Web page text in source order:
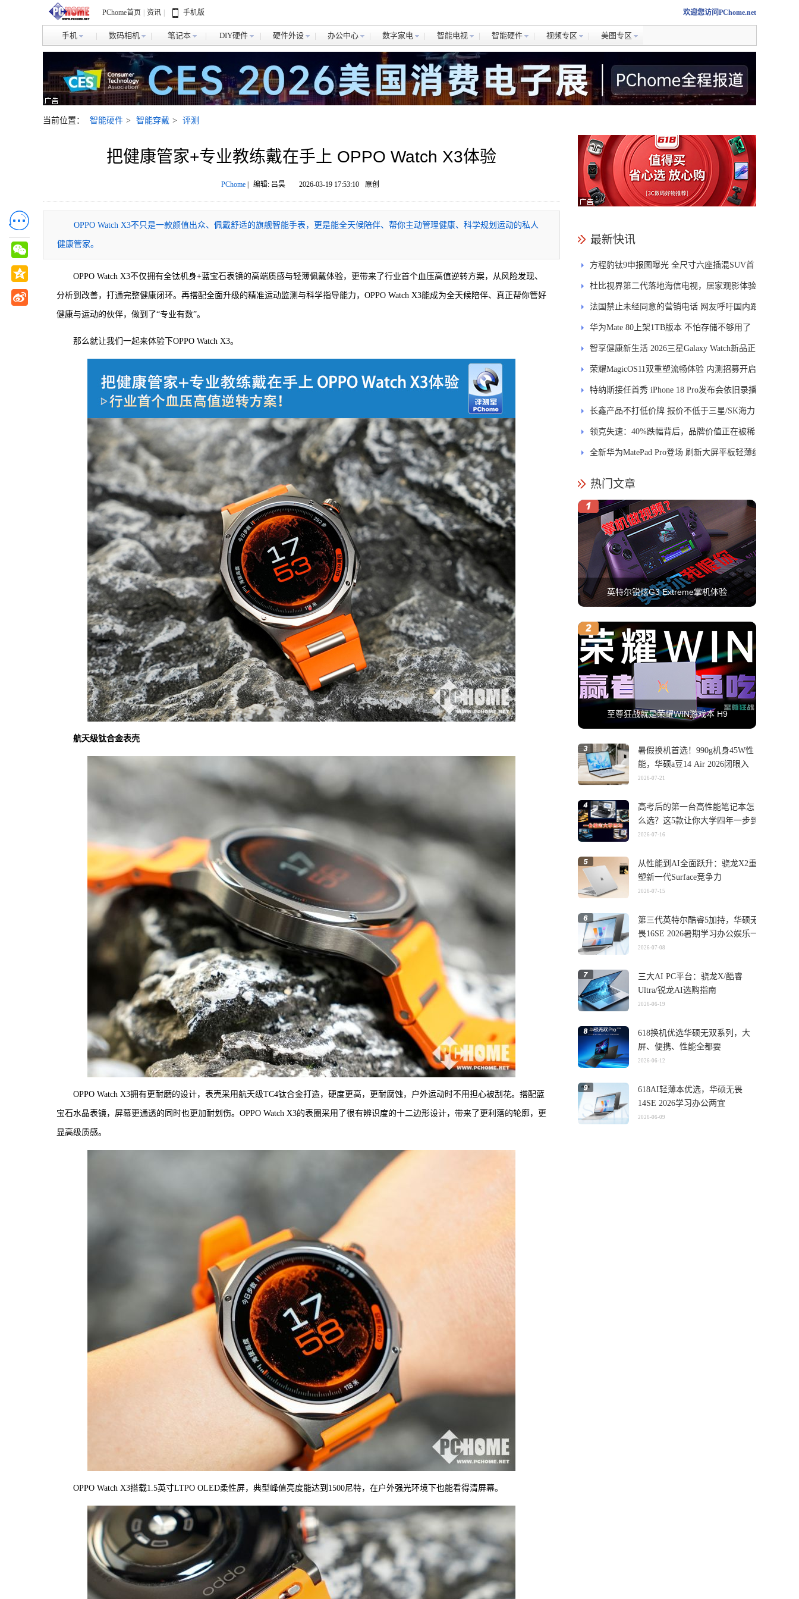
PChome首页 资讯 手机版 欢迎您访问PChome.net
手机 数码相机 笔记本 DIY硬件 硬件外设 办公中心 数字家电 智能电视 智能硬件 视频专区 美图专区
当前位置： 智能硬件 > 智能穿戴 > 评测
把健康管家+专业教练戴在手上 OPPO Watch X3体验
PChome| 编辑: 吕昊 2026-03-19 17:53:10 原创
OPPO Watch X3不只是一款颜值出众、佩戴舒适的旗舰智能手表，更是能全天候陪伴、帮你主动管理健康、科学规划运动的私人
健康管家。
OPPO Watch X3不仅拥有全钛机身+蓝宝石表镜的高端质感与轻薄佩戴体验，更带来了行业首个血压高值逆转方案，从风险发现、
分析到改善，打通完整健康闭环。再搭配全面升级的精准运动监测与科学指导能力，OPPO Watch X3能成为全天候陪伴、真正帮你管好
健康与运动的伙伴，做到了“专业有数”。
那么就让我们一起来体验下OPPO Watch X3。
航天级钛合金表壳
OPPO Watch X3拥有更耐磨的设计，表壳采用航天级TC4钛合金打造，硬度更高，更耐腐蚀，户外运动时不用担心被刮花。搭配蓝
宝石水晶表镜，屏幕更通透的同时也更加耐划伤。OPPO Watch X3的表圈采用了很有辨识度的十二边形设计，带来了更利落的轮廓，更
显高级质感。
OPPO Watch X3搭载1.5英寸LTPO OLED柔性屏，典型峰值亮度能达到1500尼特，在户外强光环境下也能看得清屏幕。
最新快讯
方程豹钛9申报图曝光 全尺寸六座插混SUV首
发DMS
杜比视界第二代落地海信电视，居家观影体验
能迎来哪些升级？
法国禁止未经同意的营销电话 网友呼吁国内跟
进
华为Mate 80上架1TB版本 不怕存储不够用了
智享健康新生活 2026三星Galaxy Watch新品正
式开售
荣耀MagicOS11双重塑流畅体验 内测招募开启
特纳斯接任首秀 iPhone 18 Pro发布会依旧录播
长鑫产品不打低价牌 报价不低于三星/SK海力
士
领克失速：40%跌幅背后，品牌价值正在被稀
释
全新华为MatePad Pro登场 刷新大屏平板轻薄纪
热门文章
英特尔锐炫G3 Extreme掌机体验
至尊狂战就是荣耀WIN游戏本 H9
暑假换机首选！990g机身45W性
能，华硕a豆14 Air 2026闭眼入
2026-07-21
高考后的第一台高性能笔记本怎
么选？这5款让你大学四年一步到
位
2026-07-16
从性能到AI全面跃升：骁龙X2重
塑新一代Surface竞争力
2026-07-15
第三代英特尔酷睿5加持，华硕无
畏16SE 2026暑期学习办公娱乐一
机搞定
2026-07-08
三大AI PC平台：骁龙X/酷睿
Ultra/锐龙AI选购指南
2026-06-19
618换机优选华硕无双系列，大
屏、便携、性能全都要
2026-06-12
618AI轻薄本优选，华硕无畏
14SE 2026学习办公两宜
2026-06-09